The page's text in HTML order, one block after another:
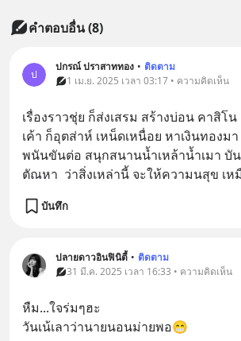
คำตอบอื่น(8)
ป
ปกรณ์ ปราสาททอง • ติดตาม
1 เม.ย. 2025 เวลา 03:17 • ความคิดเห็น
เรื่องราวชุ่ย ก็ส่งเสรม สร้างบ่อน คาสิโ
เค้า ก็อุตส่าห์ เหน็ดเหนื่อย หาเงินทองม
พนันขันต่อ สนุกสนานน้ำเหล้าน้ำเมา บัน
ตัณหา  ว่าสิ่งเหล่านี้ จะให้ความนสุข เห
บันทึก
ปลายดาวอินฟินิตี้ • ติดตาม
31 มี.ค. 2025 เวลา 16:33 • ความคิดเห็น
หืม...ใจร่มๆฮะ
วันเน้เลาว่านายนอนม่ายพอ😁